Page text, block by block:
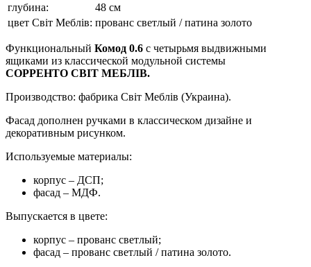
глубина:
48 см
цвет Світ Меблів: прованс светлый / патина золото
Функциональный Комод 0.6 с четырьмя выдвижными
ящиками из классической модульной системы
СОРРЕНТО СВІТ МЕБЛІВ.
Производство: фабрика Світ Меблів (Украина).
Фасад дополнен ручками в классическом дизайне и
декоративным рисунком.
Используемые материалы:
корпус – ДСП;
фасад – МДФ.
Выпускается в цвете:
корпус – прованс светлый;
фасад – прованс светлый / патина золото.